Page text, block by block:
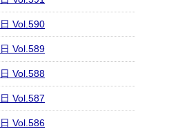
Vol.590
Vol.589
Vol.588
Vol.587
Vol.586